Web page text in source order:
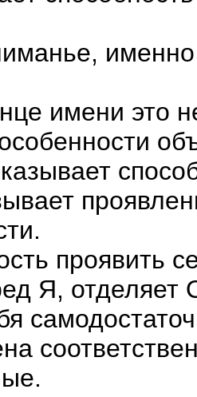
имени это
проявить
Я,